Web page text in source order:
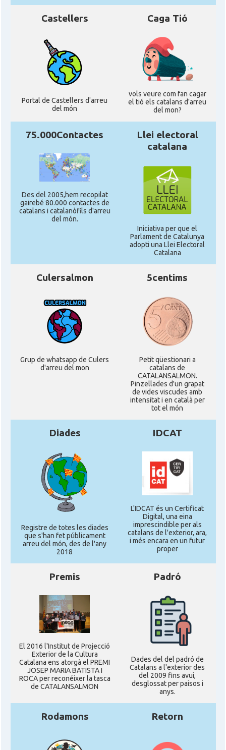
Castellers
Portal de Castellers d'arreu
del món
Caga Tió
vols veure com fan cagar
el tió els catalans d'arreu
del mon?
75.000Contactes
Des del 2005,hem recopilat
gairebé 80.000 contactes de
catalans i catalanòfils d'arreu
del món.
Llei electoral
catalana
Iniciativa per que el
Parlament de Catalunya
adopti una Llei Electoral
Catalana
Culersalmon
Grup de whatsapp de Culers
d'arreu del mon
5centims
Petit qüestionari a
catalans de
CATALANSALMON.
Pinzellades d'un grapat
de vides viscudes amb
intensitat i en català per
tot el món
Diades
Registre de totes les diades
que s'han fet públicament
arreu del món, des de l'any
2018
IDCAT
L'IDCAT és un Certificat
Digital, una eina
imprescindible per als
catalans de l'exterior, ara,
i més encara en un futur
proper
Premis
El 2016 l'Institut de Projecció
Exterior de la Cultura
Catalana ens atorgà el PREMI
JOSEP MARIA BATISTA I
ROCA per reconéixer la tasca
de CATALANSALMON
Padró
Dades del del padró de
Catalans a l'exterior des
del 2009 fins avui,
desglossat per paisos i
anys.
Rodamons Retorn